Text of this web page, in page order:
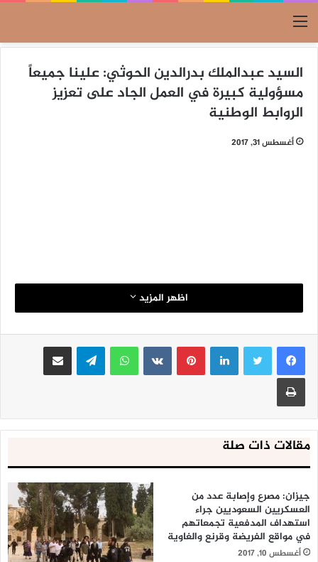
القائمة
السيد عبدالملك بدرالدين الحوثي: علينا جميعاً
مسؤولية كبيرة في العمل الجاد على تعزيز
الروابط الوطنية
أغسطس 31, 2017
اظهر المزيد
لينكدإنبينتيريست واتساب تيلقرام مشاركة عبر البريد
طباعة
مقالات ذات صلة
جيزان: مصرع وإصابة عدد من
العسكريين السعوديين جراء
استهداف المدفعية تجمعاتهم
في مواقع الفريضة وقرنع والغاوية
أغسطس 10, 2017